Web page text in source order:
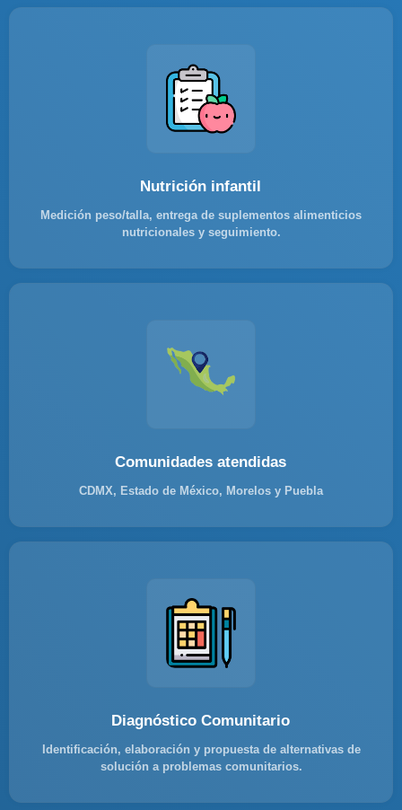
Nutrición infantil
Medición peso/talla, entrega de suplementos alimenticios
nutricionales y seguimiento.
Comunidades atendidas
CDMX, Estado de México, Morelos y Puebla
Diagnóstico Comunitario
Identificación, elaboración y propuesta de alternativas de
solución a problemas comunitarios.